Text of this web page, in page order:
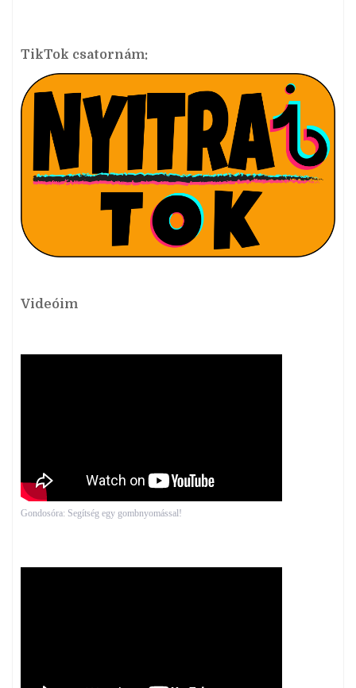
TikTok csatornám:
Videóim
Gondosóra: Segítség egy gombnyomással!